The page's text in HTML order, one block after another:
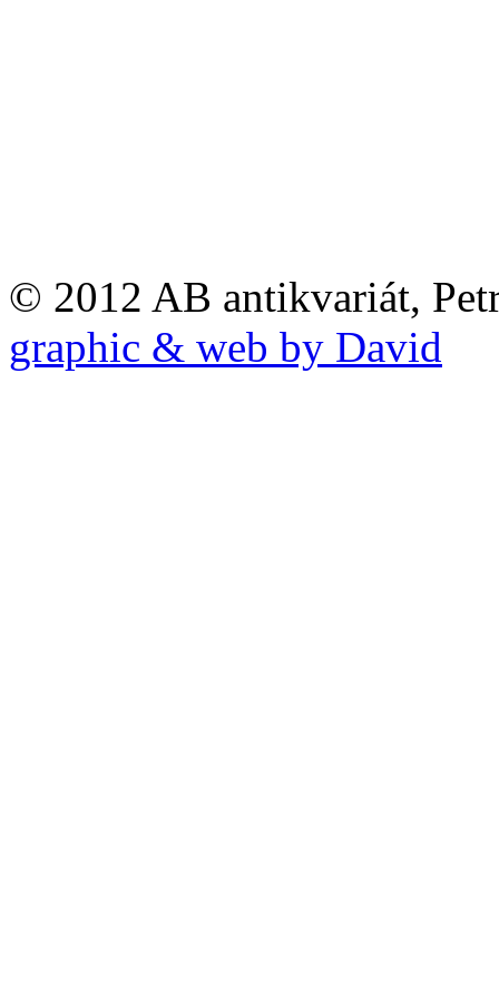
© 2012 AB antikvariát,
graphic & web by David